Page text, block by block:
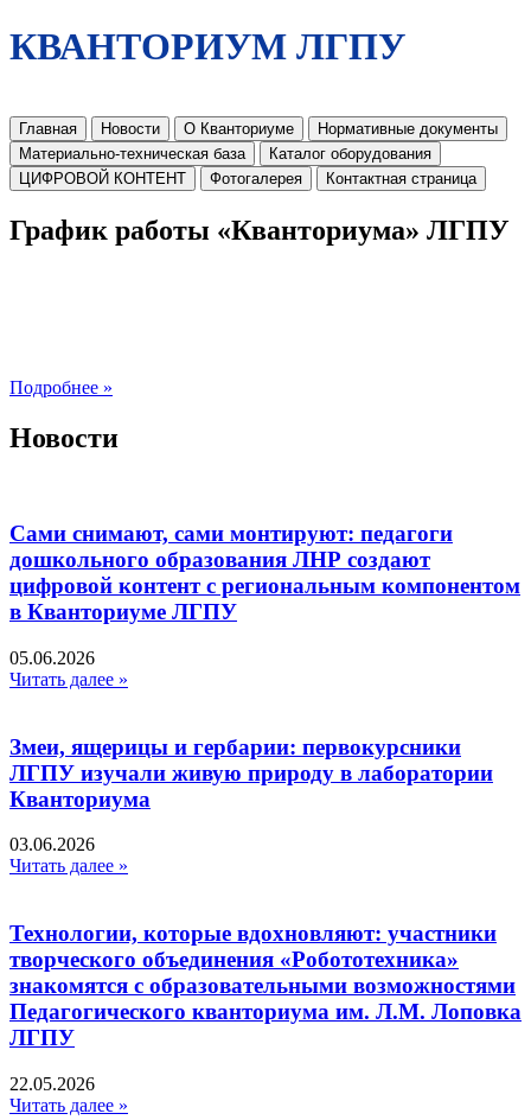
КВАНТОРИУМ ЛГПУ
Главная Новости О Кванториуме
Нормативные документы
Материально-техническая база
Каталог оборудования
ЦИФРОВОЙ КОНТЕНТ
Фотогалерея Контактная страница
График работы «Кванториума» ЛГПУ
Подробнее »
Новости
Сами снимают, сами монтируют: педагоги
дошкольного образования ЛНР создают
цифровой контент с региональным компонентом
в Кванториуме ЛГПУ​
05.06.2026
Читать далее »
Змеи, ящерицы и гербарии: первокурсники
ЛГПУ изучали живую природу в лаборатории
Кванториума
03.06.2026
Читать далее »
Технологии, которые вдохновляют: участники
творческого объединения «Робототехника»
знакомятся с образовательными возможностями
Педагогического кванториума им. Л.М. Лоповка
ЛГПУ
22.05.2026
Читать далее »